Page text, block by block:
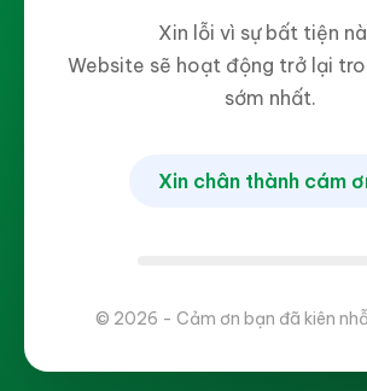
Xin lỗi vì sự bất tiện
Website sẽ hoạt động trở lại
sớm nhất.
Xin chân thành cám
© 2026 - Cảm ơn bạn đã kiên